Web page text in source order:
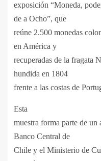
exposición “Moneda,
de a Ocho”, que
reúne 2.500 monedas
en América y
recuperadas de la fragata
hundida en 1804
frente a las costas de
Esta
muestra forma parte de un
Banco Central de
Chile y el Ministerio de